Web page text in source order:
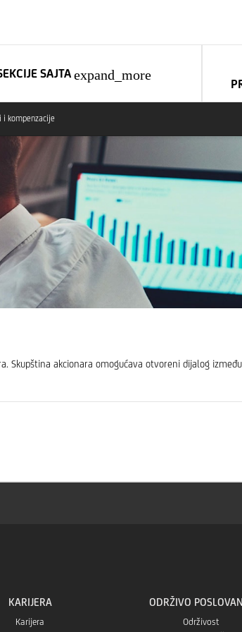
SAJTA expand_more
i kompenzacije
Skupština akcionara omogućava otvoreni dijalog između
KARIJERA
Karijera
ODRŽIVO
Održivost